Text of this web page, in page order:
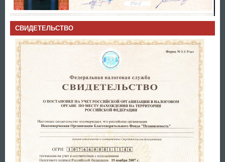
СВИДЕТЕЛЬСТВО